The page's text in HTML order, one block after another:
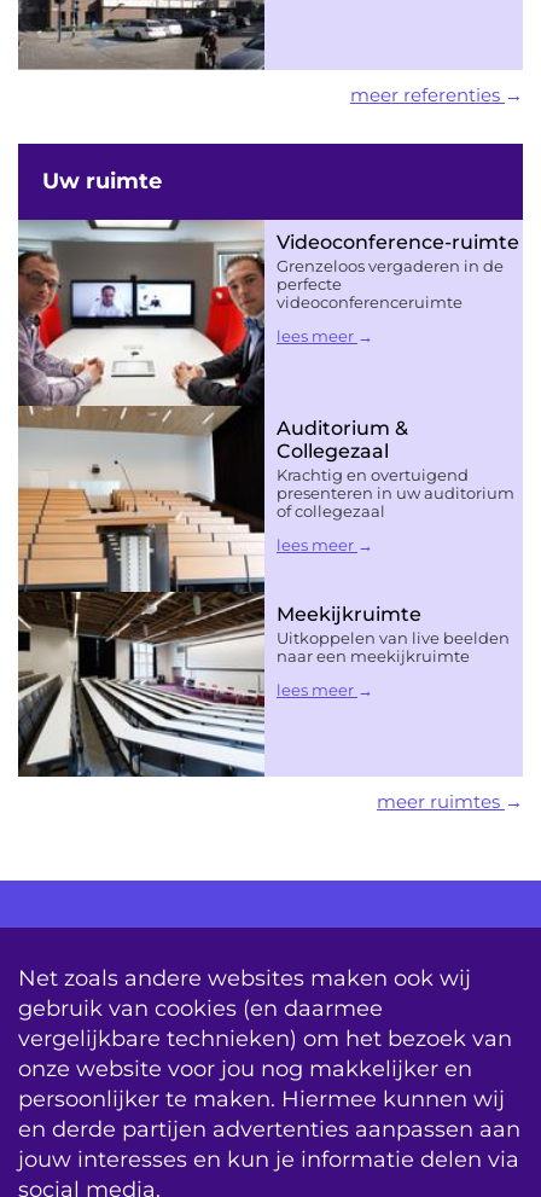
meer referenties
Uw ruimte
Videoconference-ruimte
Grenzeloos vergaderen in de
perfecte
videoconferenceruimte
lees meer
Auditorium &
Collegezaal
Krachtig en overtuigend
presenteren in uw auditorium
of collegezaal
lees meer
Meekijkruimte
Uitkoppelen van live beelden
naar een meekijkruimte
lees meer
meer ruimtes
AV Consultancy Opleiding
Detachering
Storing & Onderhoud
Onderhoudscontracten
System Updates
sitemap vacatures
contact
algemene voorwaarden
BIS|Econocom e-news
Net zoals andere websites maken ook wij
gebruik van cookies (en daarmee
vergelijkbare technieken) om het bezoek van
onze website voor jou nog makkelijker en
persoonlijker te maken. Hiermee kunnen wij
en derde partijen advertenties aanpassen aan
jouw interesses en kun je informatie delen via
social media.